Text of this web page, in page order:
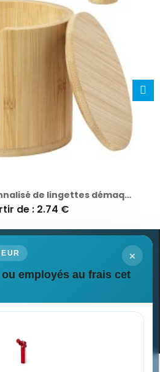
Distributeur personnalisé de lingettes démaquillantes Kiam
de : 2.74 €
×
employés au frais cet
Newsletter
et nos offres spéciales
global